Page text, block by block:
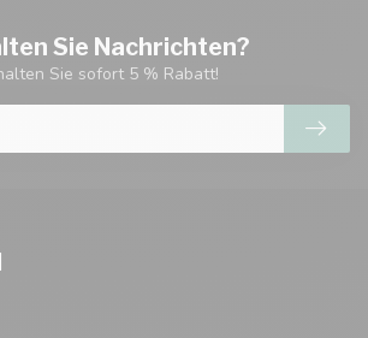
Sie Nachrichten?
Sie sofort 5 % Rabatt!